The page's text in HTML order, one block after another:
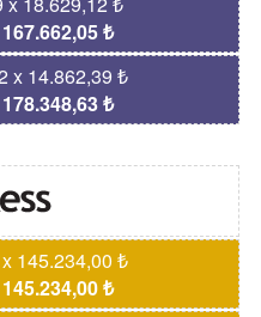
167.662,05 ₺
x 14.862,39 ₺
178.348,63 ₺
145.234,00 ₺
145.234,00 ₺